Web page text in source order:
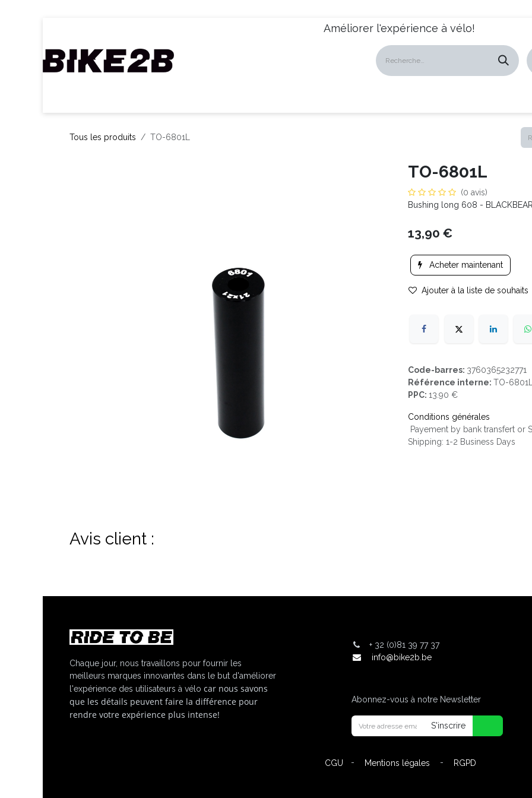
Améliorer l'expérience à vélo!
Tous les produits TO-6801L
TO-6801L
(0 avis)
Bushing long 608 -
13,90 €
Acheter maintenant
Ajouter à la liste de souhaits
Code-barres: 3760365232771
Référence interne: TO-
PPC: 13.90 €
Conditions générales
Payement by bank transfert or
Shipping: 1-2 Business Days
Avis client :
Chaque jour, nous travaillons pour fournir les
meilleurs marques innovantes dans le but d'améliorer
l'expérience des utilisateurs à vélo car nous savons
que les détails peuvent faire la différence pour
rendre votre expérience plus intense!
+ 32 (0)81 39 77 37
info@bike2b.be
Abonnez-vous à notre Newsletter
S'inscrire
CGU - Mentions légales - RGPD